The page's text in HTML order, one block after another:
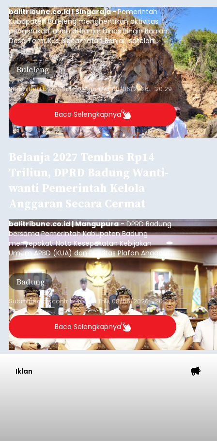
balitribune.co.id I Singaraja -Pemerintah
Kabupaten Buleleng menghentikan aktivitas
pengerukan lahan di Banjar Dinas Bingin Banjah,
Desa Temukus, Kecamatan Banjar, setelah
ditemukan indikasi kegiatan pengambilan
material yang tidak sesuai dengan peruntukan
kawasan.
Buleleng
Submitted bycontributoronThu, 08/06/2026 - 20:29
Baca Selengkapnya
Belanja 2027 Tembus Rp14
Triliun, DPRD Badung Wanti-
wanti Pemerintah Kelola
Anggaran Secara Cermat
balitribune.co.id | Mangupura- DPRD Badung
bersama Pemerintah Kabupaten Badung
menyepakati Nota Kesepakatan Kebijakan
Umum APBD (KUA) dan Prioritas Plafon Anggaran
Sementara (PPAS) Tahun Anggaran 2027 dalam
rapat paripurna yang digelar di Gedung DPRD
Badung, Kamis (6/8/2026).
Badung
Submitted bycontributor onThu, 08/06/2026 - 20:27
Baca Selengkapnya
Iklan